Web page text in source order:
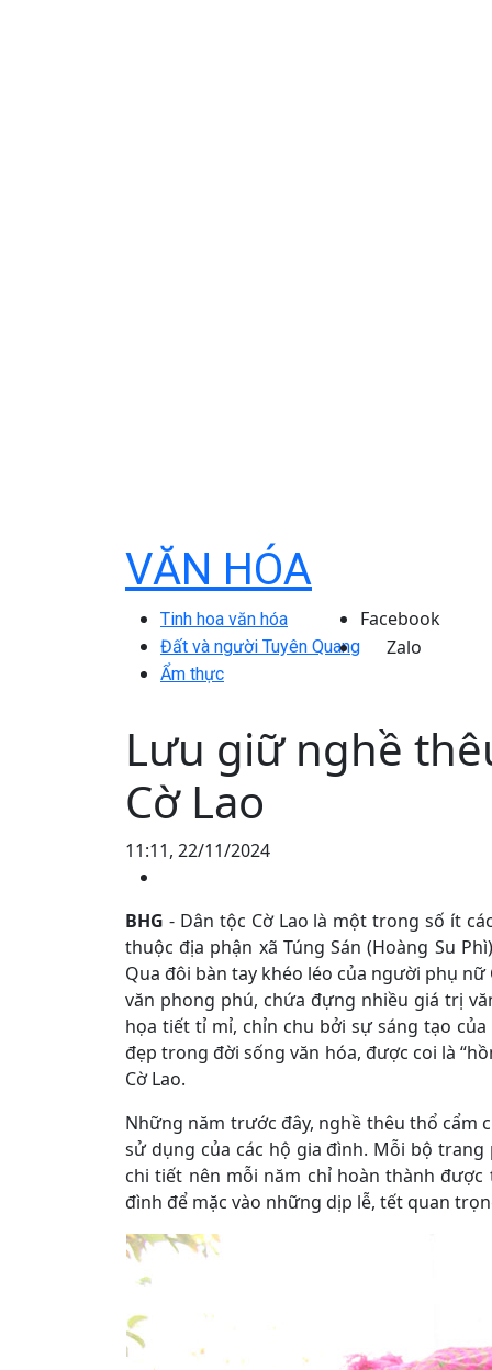
VĂN HÓA
Tinh hoa văn hóa
Đất và người Tuyên Quang
Ẩm thực
Facebook
Zalo
Lưu giữ nghề
Cờ Lao
11:11, 22/11/2024
BHG - Dân tộc Cờ Lao là một trong số ít
thuộc địa phận xã Túng Sán (Hoàng Su
Qua đôi bàn tay khéo léo của người phụ
văn phong phú, chứa đựng nhiều giá trị
họa tiết tỉ mỉ, chỉn chu bởi sự sáng tạo
đẹp trong đời sống văn hóa, được coi là
Cờ Lao.
Những năm trước đây, nghề thêu thổ cẩm
sử dụng của các hộ gia đình. Mỗi bộ
chi tiết nên mỗi năm chỉ hoàn thành
đình để mặc vào những dịp lễ, tết quan